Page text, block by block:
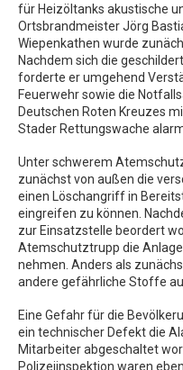
für Heizöltanks akustische
Ortsbrandmeister Jörg
Wiepenkathen wurde
Nachdem sich die
forderte er umgehend
Feuerwehr sowie die
Deutschen Roten Kreuzes
Stader Rettungswache
Unter schwerem
zunächst von außen die
einen Löschangriff in
eingreifen zu können.
zur Einsatzstelle beordert
Atemschutztrupp die
nehmen. Anders als
andere gefährliche Stoffe
Eine Gefahr für die
ein technischer Defekt die
Mitarbeiter abgeschaltet
Polizeiinspektion waren